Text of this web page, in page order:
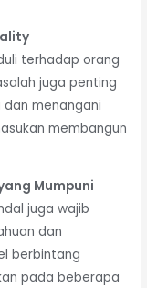
terhadap orang
juga penting
dan menangani
membangun
Mumpuni
juga wajib
dan
berbintang
pada beberapa